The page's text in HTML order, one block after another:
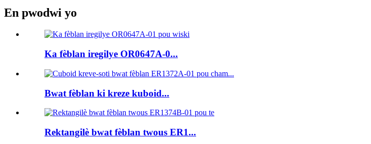
En pwodwi yo
Ka fèblan iregilye OR0647A-0...
Bwat fèblan ki kreze kuboid...
Rektangilè bwat fèblan twous ER1...